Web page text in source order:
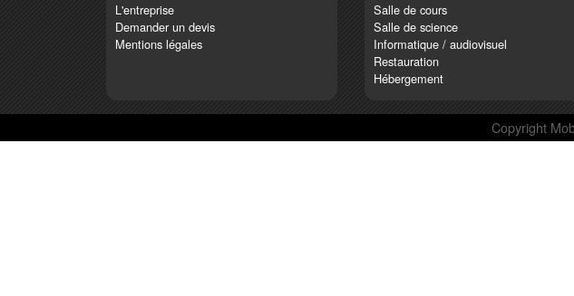
Salle de cours
Salle de science
Informatique / audiovisuel
Restauration
Hébergement
L'entreprise
Demander un devis
Mentions légales
Copyright